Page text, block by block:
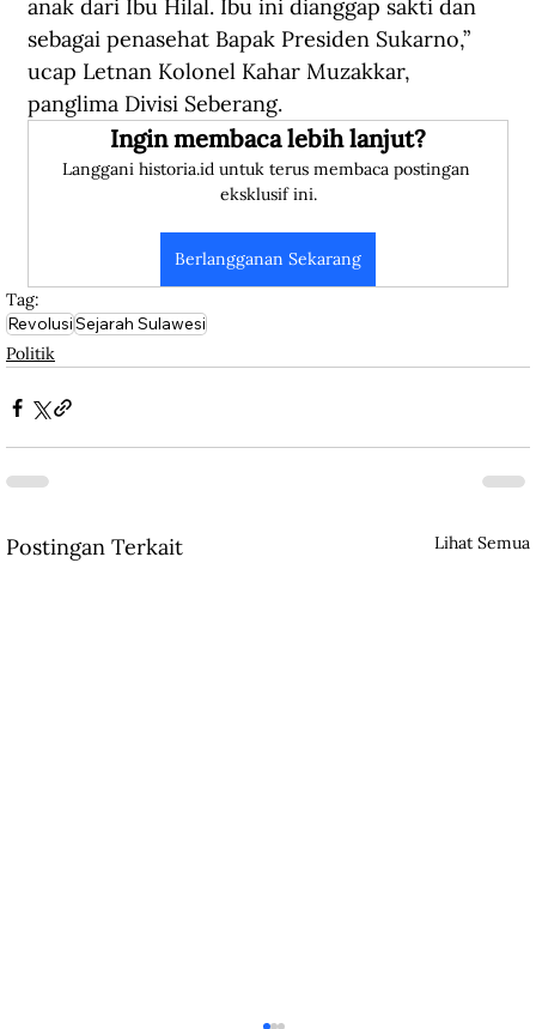
anak dari Ibu Hilal. Ibu ini dianggap sakti dan
sebagai penasehat Bapak Presiden Sukarno,”
ucap Letnan Kolonel Kahar Muzakkar,
panglima Divisi Seberang.
Ingin membaca lebih lanjut?
Langgani historia.id untuk terus membaca postingan
eksklusif ini.
Berlangganan Sekarang
Tag:
RevolusiSejarah Sulawesi
Politik
Postingan Terkait Lihat Semua